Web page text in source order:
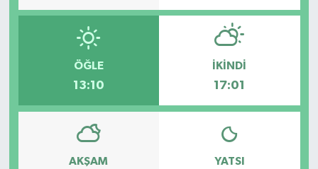
ÖĞLE
13:10
İKINDI
17:01
AKŞAM YATSI
SPONSORLU YAZI
TEKNOLOJİ